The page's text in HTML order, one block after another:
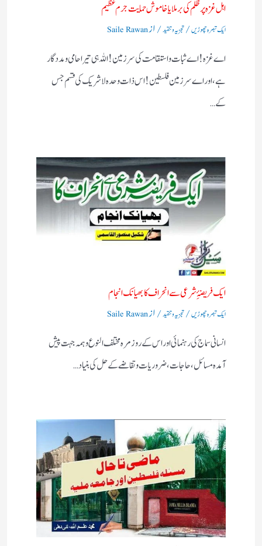
اہل غزہ پر ظلم کی برملا یا خاموش حمایت جرم عظیم
ایک تبصرہ چھوڑیں/تجزیہ و تنقید/ ازSaile Rawan
اے غزہ! اے ثبات واستقامت کی سرزمین! اللہ ہی تیرا حامی ومددگار
ہے، اور اے سرزمین فلسطین! اس ذات وحدہ لاشریک کی قسم جس
کے…
ایک فریضۂِ شرعی سے انحراف کا بھیانک انجام
ایک تبصرہ چھوڑیں/تجزیہ و تنقید/ ازSaile Rawan
انسانی سماج کی رہنمائی اور اس کے روز مرہ مختلف النوع وہمہ جہت پیش
آمدہ مسائل ، حاجات ، ضروریات وتقاضے کے حل کی بنیاد…